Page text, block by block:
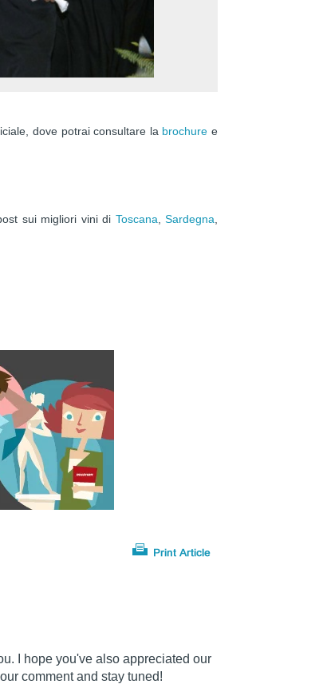
dove potrai consultare la brochure e
sui migliori vini di Toscana ,Sardegna
I hope you've also appreciated our
comment and stay tuned!